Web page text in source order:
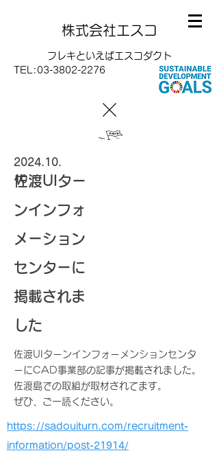
株式会社エスコ
フレキといえばエスコダクト
TEL: 03-3802-2276
佐渡UIター
ンインフォ
メーション
センターに
掲載されま
した
2024.10.
10
佐渡UIターンインフォーメンションセンタ
ーにCAD事業部の記事が掲載されました。
佐渡島での取組が取材されてます。
ぜひ、ご一読ください。
https://sadouiturn.com/recruitment-
information/post-21914/